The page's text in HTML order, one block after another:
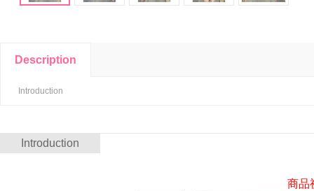
Description
Introduction
Introduction
商品